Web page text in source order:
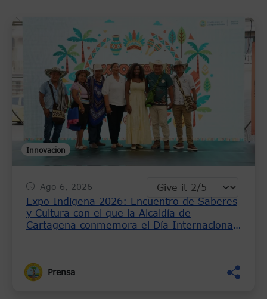
Innovacion
Ago 6, 2026
Expo Indígena 2026: Encuentro de Saberes
y Cultura con el que la Alcaldía de
Cartagena conmemora el Día Internacional
Prensa